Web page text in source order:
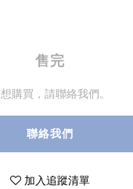
售完
購買，請聯絡我們。
聯絡我們
加入追蹤清單